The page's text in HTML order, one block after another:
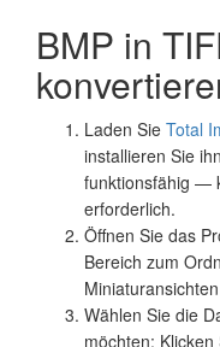
BMP in
Laden Sie Total
installieren Sie
funktionsfähig —
erforderlich.
Öffnen Sie das
Bereich zum
Wählen Sie die
möchten: